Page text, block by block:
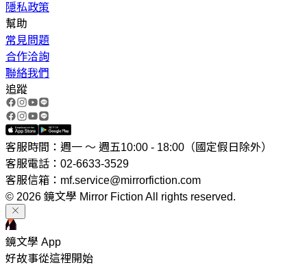
隱私政策
幫助
常見問題
合作洽詢
聯絡我們
追蹤
客服時間：週一 ～ 週五10:00 - 18:00（國定假日除外）
客服電話：02-6633-3529
客服信箱：mf.service@mirrorfiction.com
© 2026 鏡文學 Mirror Fiction All rights reserved.
鏡文學 App
好故事從這裡開始